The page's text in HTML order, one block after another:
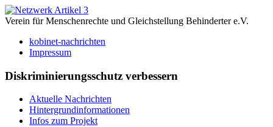
Verein für Menschenrechte und Gleichstellung Behinderter e.V.
kobinet-nachrichten
Impressum
Diskriminierungsschutz verbessern
Aktuelle Nachrichten
Hintergrundinformationen
Infos zum Projekt